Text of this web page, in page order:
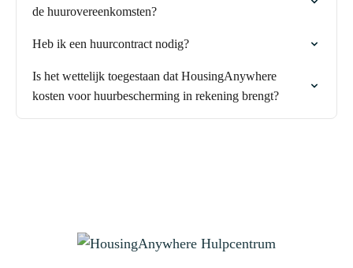
de huurovereenkomsten?
Heb ik een huurcontract nodig?
Is het wettelijk toegestaan dat HousingAnywhere
kosten voor huurbescherming in rekening brengt?